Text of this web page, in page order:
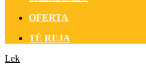
OFERTA
TË REJA
Lek